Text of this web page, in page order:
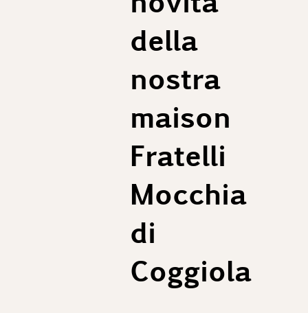
della
nostra
maison
Fratelli
Mocchia
di
Coggiola